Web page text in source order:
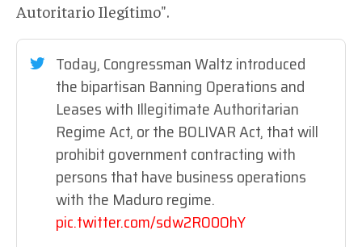
Autoritario Ilegítimo".
Today, Congressman Waltz introduced
the bipartisan Banning Operations and
Leases with Illegitimate Authoritarian
Regime Act, or the BOLIVAR Act, that will
prohibit government contracting with
persons that have business operations
with the Maduro regime.
pic.twitter.com/sdw2RO0OhY